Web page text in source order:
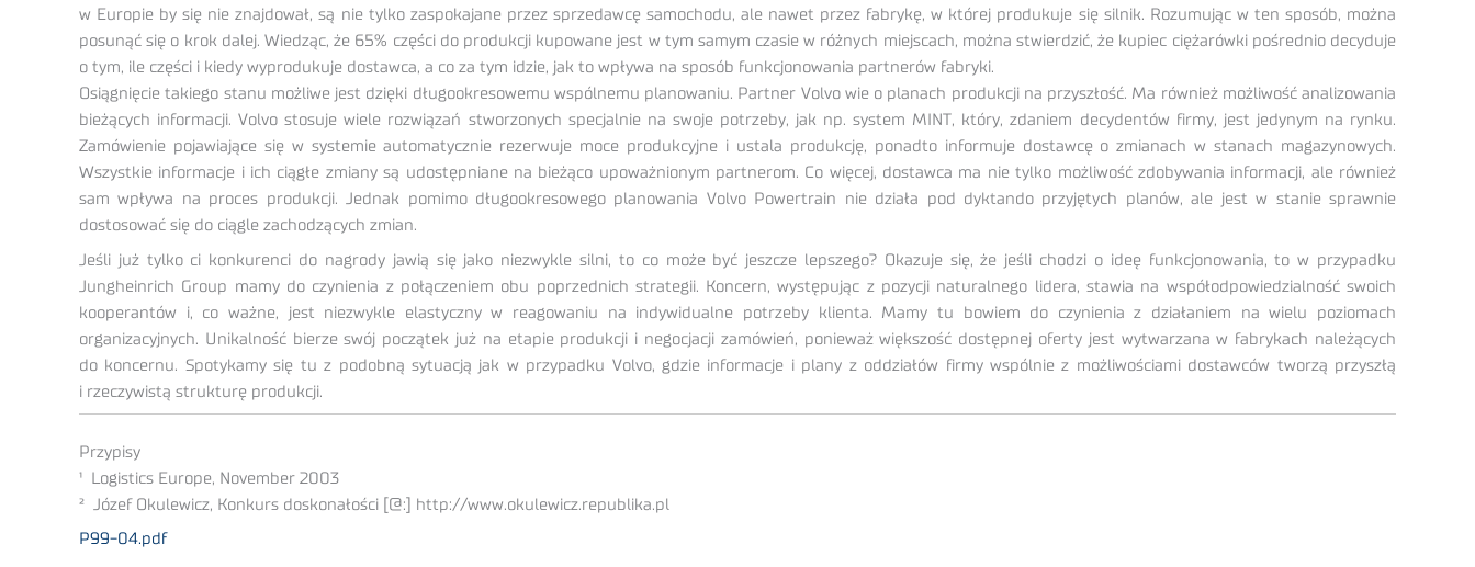
w Europie by się nie znajdował, są nie tylko zaspokajane przez sprzedawcę samochodu, ale nawet przez fabrykę, w której produkuje się silnik. Rozumując w ten sposób, można
posunąć się o krok dalej. Wiedząc, że 65% części do produkcji kupowane jest w tym samym czasie w różnych miejscach, można stwierdzić, że kupiec ciężarówki pośrednio decyduje
o tym, ile części i kiedy wyprodukuje dostawca, a co za tym idzie, jak to wpływa na sposób funkcjonowania partnerów fabryki.
Osiągnięcie takiego stanu możliwe jest dzięki długookresowemu wspólnemu planowaniu. Partner Volvo wie o planach produkcji na przyszłość. Ma również możliwość analizowania
bieżących informacji. Volvo stosuje wiele rozwiązań stworzonych specjalnie na swoje potrzeby, jak np. system MINT, który, zdaniem decydentów firmy, jest jedynym na rynku.
Zamówienie pojawiające się w systemie automatycznie rezerwuje moce produkcyjne i ustala produkcję, ponadto informuje dostawcę o zmianach w stanach magazynowych.
Wszystkie informacje i ich ciągłe zmiany są udostępniane na bieżąco upoważnionym partnerom. Co więcej, dostawca ma nie tylko możliwość zdobywania informacji, ale również
sam wpływa na proces produkcji. Jednak pomimo długookresowego planowania Volvo Powertrain nie działa pod dyktando przyjętych planów, ale jest w stanie sprawnie
dostosować się do ciągle zachodzących zmian.
Jeśli już tylko ci konkurenci do nagrody jawią się jako niezwykle silni, to co może być jeszcze lepszego? Okazuje się, że jeśli chodzi o ideę funkcjonowania, to w przypadku
Jungheinrich Group mamy do czynienia z połączeniem obu poprzednich strategii. Koncern, występując z pozycji naturalnego lidera, stawia na współodpowiedzialność swoich
kooperantów i, co ważne, jest niezwykle elastyczny w reagowaniu na indywidualne potrzeby klienta. Mamy tu bowiem do czynienia z działaniem na wielu poziomach
organizacyjnych. Unikalność bierze swój początek już na etapie produkcji i negocjacji zamówień, ponieważ większość dostępnej oferty jest wytwarzana w fabrykach należących
do koncernu. Spotykamy się tu z podobną sytuacją jak w przypadku Volvo, gdzie informacje i plany z oddziałów firmy wspólnie z możliwościami dostawców tworzą przyszłą
i rzeczywistą strukturę produkcji.
Przypisy
¹ Logistics Europe, November 2003
²
Józef Okulewicz, Konkurs doskonałości [@:] http://www.okulewicz.republika.pl
P99-04.pdf